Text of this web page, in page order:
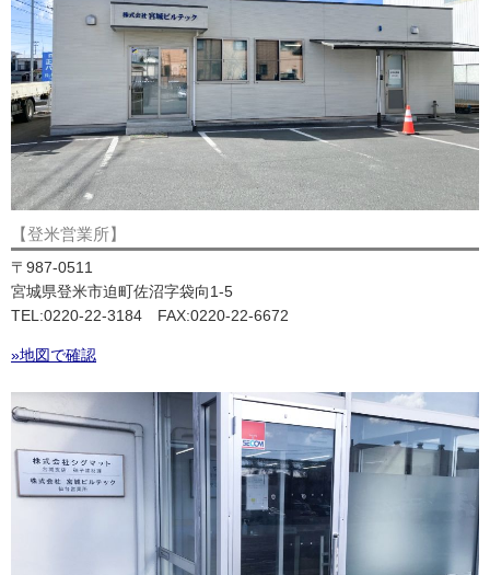
【登米営業所】
〒987-0511
宮城県登米市迫町佐沼字袋向1-5
TEL:0220-22-3184 FAX:0220-22-6672
»地図で確認